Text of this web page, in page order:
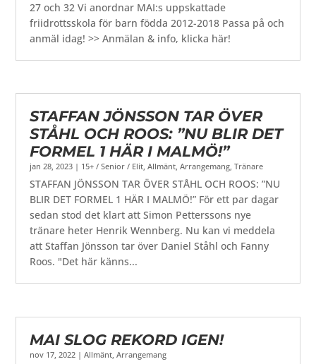
27 och 32 Vi anordnar MAI:s uppskattade
friidrottsskola för barn födda 2012-2018 Passa på och
anmäl idag! >> Anmälan & info, klicka här!
STAFFAN JÖNSSON TAR ÖVER
STÅHL OCH ROOS: ”NU BLIR DET
FORMEL 1 HÄR I MALMÖ!”
jan 28, 2023 | 15+ / Senior / Elit,Allmänt,Arrangemang,Tränare
STAFFAN JÖNSSON TAR ÖVER STÅHL OCH ROOS: ”NU
BLIR DET FORMEL 1 HÄR I MALMÖ!” För ett par dagar
sedan stod det klart att Simon Petterssons nye
tränare heter Henrik Wennberg. Nu kan vi meddela
att Staffan Jönsson tar över Daniel Ståhl och Fanny
Roos. "Det här känns...
MAI SLOG REKORD IGEN!
nov 17, 2022 |Allmänt ,Arrangemang